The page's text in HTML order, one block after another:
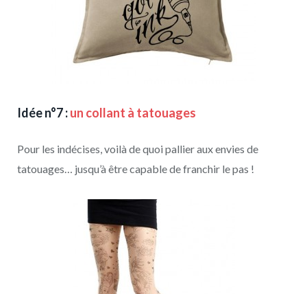
Idée n°7 :un collant à tatouages
Pour les indécises, voilà de quoi pallier aux envies de
tatouages… jusqu’à être capable de franchir le pas !